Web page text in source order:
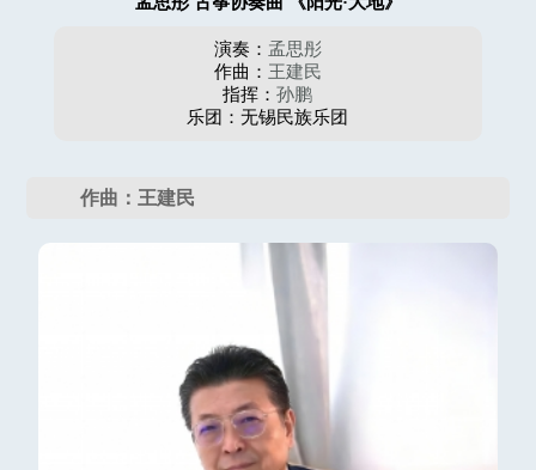
演奏： 孟思彤
作曲： 王建民
指挥：孙鹏
乐团：无锡民族乐团
作曲：王建民